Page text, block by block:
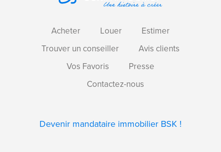
Acheter Louer
Estimer
Trouver un conseiller
Avis clients
Vos Favoris
Presse
Contactez-nous
Devenir mandataire immobilier BSK !